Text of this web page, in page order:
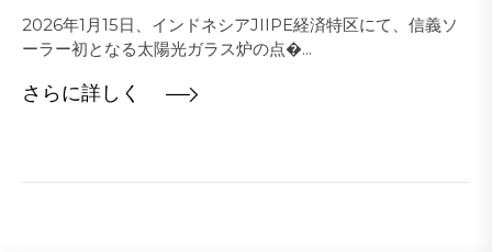
2026年1月15日、インドネシアJIIPE経済特区にて、信義ソ
ーラー初となる太陽光ガラス炉の点�...
さらに詳しく